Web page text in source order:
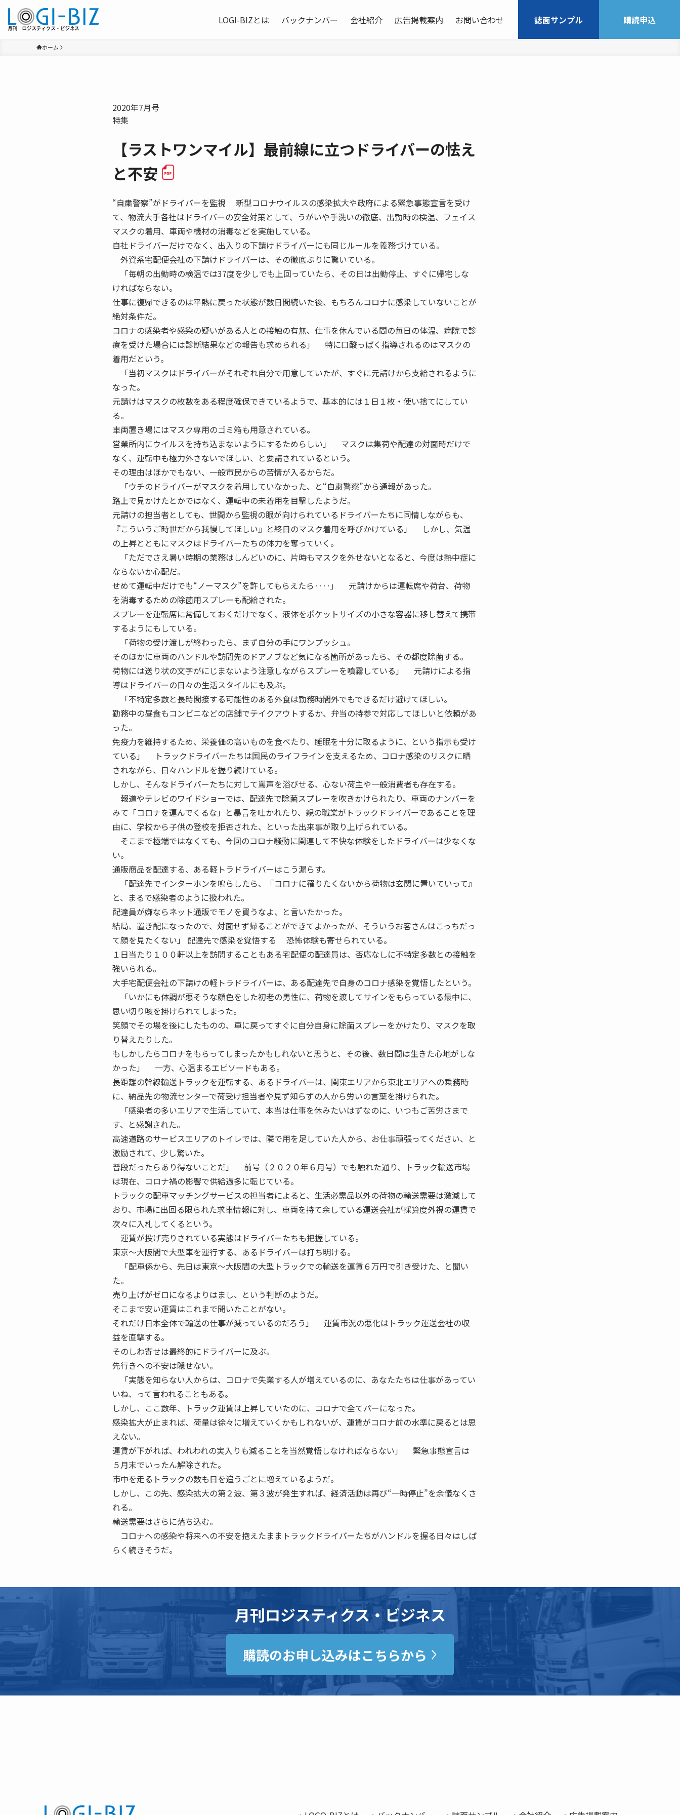
LOGI-BIZとは バックナンバー 会社紹介 広告掲載案内 お問い合わせ 誌面サンプル 購読申込
ホーム
2020年7月号
特集
【ラストワンマイル】最前線に立つドライバーの怯え
と不安
“自粛警察”がドライバーを監視 新型コロナウイルスの感染拡大や政府による緊急事態宣言を受け
て、物流大手各社はドライバーの安全対策として、うがいや手洗いの徹底、出勤時の検温、フェイス
マスクの着用、車両や機材の消毒などを実施している。
自社ドライバーだけでなく、出入りの下請けドライバーにも同じルールを義務づけている。
外資系宅配便会社の下請けドライバーは、その徹底ぶりに驚いている。
「毎朝の出勤時の検温では37度を少しでも上回っていたら、その日は出勤停止、すぐに帰宅しな
ければならない。
仕事に復帰できるのは平熱に戻った状態が数日間続いた後、もちろんコロナに感染していないことが
絶対条件だ。
コロナの感染者や感染の疑いがある人との接触の有無、仕事を休んでいる間の毎日の体温、病院で診
療を受けた場合には診断結果などの報告も求められる」 特に口酸っぱく指導されるのはマスクの
着用だという。
「当初マスクはドライバーがそれぞれ自分で用意していたが、すぐに元請けから支給されるように
なった。
元請けはマスクの枚数をある程度確保できているようで、基本的には１日１枚・使い捨てにしてい
る。
車両置き場にはマスク専用のゴミ箱も用意されている。
営業所内にウイルスを持ち込まないようにするためらしい」 マスクは集荷や配達の対面時だけで
なく、運転中も極力外さないでほしい、と要請されているという。
その理由はほかでもない、一般市民からの苦情が入るからだ。
「ウチのドライバーがマスクを着用していなかった、と“自粛警察”から通報があった。
路上で見かけたとかではなく、運転中の未着用を目撃したようだ。
元請けの担当者としても、世間から監視の眼が向けられているドライバーたちに同情しながらも、
『こういうご時世だから我慢してほしい』と終日のマスク着用を呼びかけている」 しかし、気温
の上昇とともにマスクはドライバーたちの体力を奪っていく。
「ただでさえ暑い時期の業務はしんどいのに、片時もマスクを外せないとなると、今度は熱中症に
ならないか心配だ。
せめて運転中だけでも“ノーマスク”を許してもらえたら‥‥」 元請けからは運転席や荷台、荷物
を消毒するための除菌用スプレーも配給された。
スプレーを運転席に常備しておくだけでなく、液体をポケットサイズの小さな容器に移し替えて携帯
するようにもしている。
「荷物の受け渡しが終わったら、まず自分の手にワンプッシュ。
そのほかに車両のハンドルや訪問先のドアノブなど気になる箇所があったら、その都度除菌する。
荷物には送り状の文字がにじまないよう注意しながらスプレーを噴霧している」 元請けによる指
導はドライバーの日々の生活スタイルにも及ぶ。
「不特定多数と長時間接する可能性のある外食は勤務時間外でもできるだけ避けてほしい。
勤務中の昼食もコンビニなどの店舗でテイクアウトするか、弁当の持参で対応してほしいと依頼があ
った。
免疫力を維持するため、栄養価の高いものを食べたり、睡眠を十分に取るように、という指示も受け
ている」 トラックドライバーたちは国民のライフラインを支えるため、コロナ感染のリスクに晒
されながら、日々ハンドルを握り続けている。
しかし、そんなドライバーたちに対して罵声を浴びせる、心ない荷主や一般消費者も存在する。
報道やテレビのワイドショーでは、配達先で除菌スプレーを吹きかけられたり、車両のナンバーを
みて「コロナを運んでくるな」と暴言を吐かれたり、親の職業がトラックドライバーであることを理
由に、学校から子供の登校を拒否された、といった出来事が取り上げられている。
そこまで極端ではなくても、今回のコロナ騒動に関連して不快な体験をしたドライバーは少なくな
い。
通販商品を配達する、ある軽トラドライバーはこう漏らす。
「配達先でインターホンを鳴らしたら、『コロナに罹りたくないから荷物は玄関に置いていって』
と、まるで感染者のように扱われた。
配達員が嫌ならネット通販でモノを買うなよ、と言いたかった。
結局、置き配になったので、対面せず帰ることができてよかったが、そういうお客さんはこっちだっ
て顔を見たくない」 配達先で感染を覚悟する 恐怖体験も寄せられている。
１日当たり１００軒以上を訪問することもある宅配便の配達員は、否応なしに不特定多数との接触を
強いられる。
大手宅配便会社の下請けの軽トラドライバーは、ある配達先で自身のコロナ感染を覚悟したという。
「いかにも体調が悪そうな顔色をした初老の男性に、荷物を渡してサインをもらっている最中に、
思い切り咳を掛けられてしまった。
笑顔でその場を後にしたものの、車に戻ってすぐに自分自身に除菌スプレーをかけたり、マスクを取
り替えたりした。
もしかしたらコロナをもらってしまったかもしれないと思うと、その後、数日間は生きた心地がしな
かった」 一方、心温まるエピソードもある。
長距離の幹線輸送トラックを運転する、あるドライバーは、関東エリアから東北エリアへの乗務時
に、納品先の物流センターで荷受け担当者や見ず知らずの人から労いの言葉を掛けられた。
「感染者の多いエリアで生活していて、本当は仕事を休みたいはずなのに、いつもご苦労さまで
す、と感謝された。
高速道路のサービスエリアのトイレでは、隣で用を足していた人から、お仕事頑張ってください、と
激励されて、少し驚いた。
普段だったらあり得ないことだ」 前号（２０２０年６月号）でも触れた通り、トラック輸送市場
は現在、コロナ禍の影響で供給過多に転じている。
トラックの配車マッチングサービスの担当者によると、生活必需品以外の荷物の輸送需要は激減して
おり、市場に出回る限られた求車情報に対し、車両を持て余している運送会社が採算度外視の運賃で
次々に入札してくるという。
運賃が投げ売りされている実態はドライバーたちも把握している。
東京〜大阪間で大型車を運行する、あるドライバーは打ち明ける。
「配車係から、先日は東京〜大阪間の大型トラックでの輸送を運賃６万円で引き受けた、と聞い
た。
売り上げがゼロになるよりはまし、という判断のようだ。
そこまで安い運賃はこれまで聞いたことがない。
それだけ日本全体で輸送の仕事が減っているのだろう」 運賃市況の悪化はトラック運送会社の収
益を直撃する。
そのしわ寄せは最終的にドライバーに及ぶ。
先行きへの不安は隠せない。
「実態を知らない人からは、コロナで失業する人が増えているのに、あなたたちは仕事があってい
いね、って言われることもある。
しかし、ここ数年、トラック運賃は上昇していたのに、コロナで全てパーになった。
感染拡大が止まれば、荷量は徐々に増えていくかもしれないが、運賃がコロナ前の水準に戻るとは思
えない。
運賃が下がれば、われわれの実入りも減ることを当然覚悟しなければならない」 緊急事態宣言は
５月末でいったん解除された。
市中を走るトラックの数も日を追うごとに増えているようだ。
しかし、この先、感染拡大の第２波、第３波が発生すれば、経済活動は再び“一時停止”を余儀なくさ
れる。
輸送需要はさらに落ち込む。
コロナへの感染や将来への不安を抱えたままトラックドライバーたちがハンドルを握る日々はしば
らく続きそうだ。
月刊ロジスティクス・ビジネス
購読のお申し込みはこちらから